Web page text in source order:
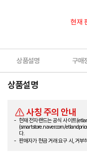
현재
상품설명 구매
상품설명
사칭 주의 안내
현재 전자랜드는 공식 사이트
(smartstore.naver.com/
다.
판매자가 현금 거래 요구 시, 거부